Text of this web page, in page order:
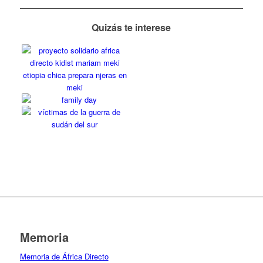
Quizás te interese
Memoria
Memoria de África Directo